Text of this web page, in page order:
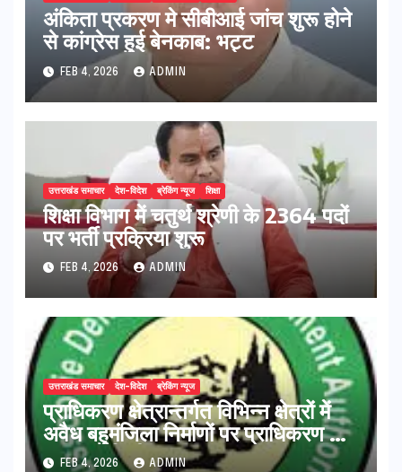
अंकिता प्रकरण मे सीबीआई जांच शुरू होने
से कांग्रेस हुई बेनकाब: भट्ट
FEB 4, 2026 ADMIN
उत्तराखंड समाचार देश-विदेश ब्रेकिंग न्यूज शिक्षा
शिक्षा विभाग में चतुर्थ श्रेणी के 2364 पदों
पर भर्ती प्रक्रिया शुरू
FEB 4, 2026 ADMIN
उत्तराखंड समाचार देश-विदेश ब्रेकिंग न्यूज
प्राधिकरण क्षेत्रान्तर्गत विभिन्न क्षेत्रों में
अवैध बहुमंजिला निर्माणों पर प्राधिकरण की
सख़्त कार्रवाई
FEB 4, 2026 ADMIN